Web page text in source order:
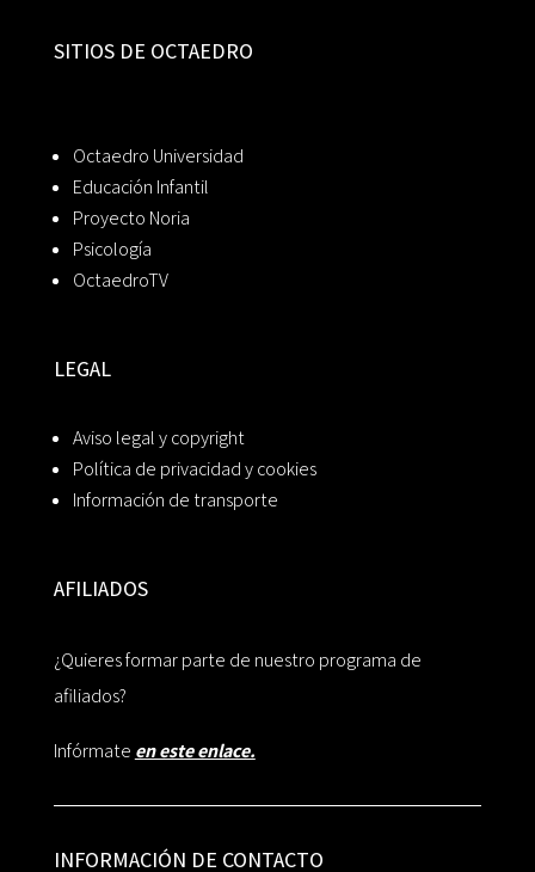
SITIOS DE OCTAEDRO
Octaedro Universidad
Educación Infantil
Proyecto Noria
Psicología
OctaedroTV
LEGAL
Aviso legal y copyright
Política de privacidad y cookies
Información de transporte
AFILIADOS
¿Quieres formar parte de nuestro programa de
afiliados?
Infórmate en este enlace.
INFORMACIÓN DE CONTACTO